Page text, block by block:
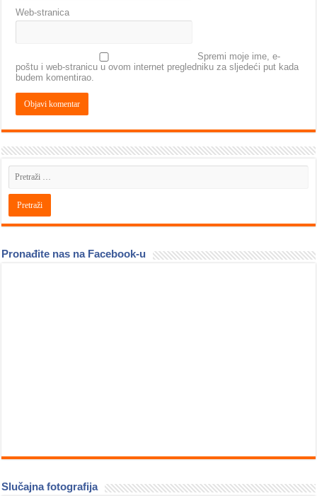
Web-stranica
Spremi moje ime, e-
poštu i web-stranicu u ovom internet pregledniku za sljedeći put kada
budem komentirao.
Pronađite nas na Facebook-u
Slučajna fotografija